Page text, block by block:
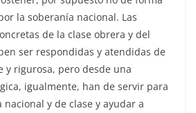
la soberanía nacional. Las
de la clase obrera y del
ser respondidas y atendidas de
y rigurosa, pero desde una
igualmente, han de servir para
nacional y de clase y ayudar a